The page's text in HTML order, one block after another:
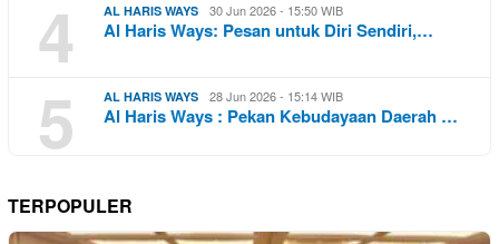
4 AL HARIS WAYS 30 Jun 2026 - 15:50 WIB
Al Haris Ways: Pesan untuk Diri Sendiri,…
5 AL HARIS WAYS 28 Jun 2026 - 15:14 WIB
Al Haris Ways : Pekan Kebudayaan Daerah …
TERPOPULER